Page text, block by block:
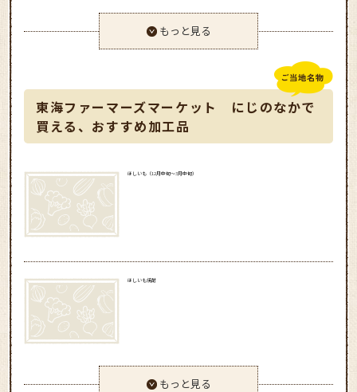
もっと見る
東海ファーマーズマーケット にじのなかで
買える、おすすめ加工品
ほしいも（12月中旬～3月中旬）
ほしいも焼酎
もっと見る